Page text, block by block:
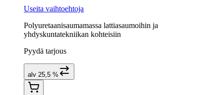
Useita vaihtoehtoja
Polyuretaanisaumamassa lattiasaumoihin ja
yhdyskuntatekniikan kohteisiin
Pyydä tarjous
alv 25,5 %